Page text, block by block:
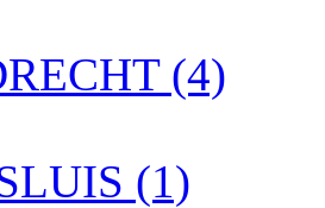
(4)
(1)